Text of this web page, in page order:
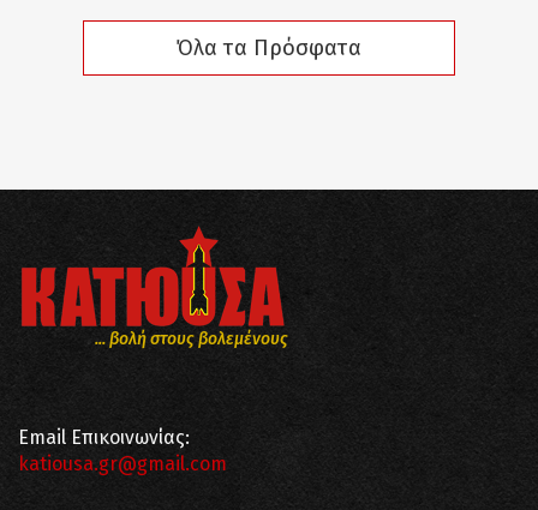
Όλα τα Πρόσφατα
... βολή στους βολεμένους
Email Επικοινωνίας:
katiousa.gr@gmail.com